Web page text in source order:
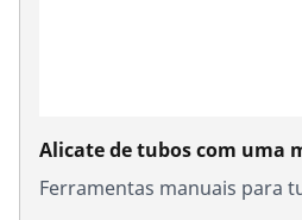
Alicate de tubos com uma
Ferramentas manuais para